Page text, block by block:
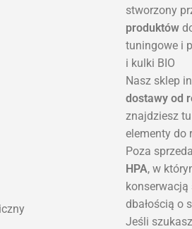
stworzony
produktów
tuningowe i
i kulki BIO
Nasz sklep
dostawy od
znajdziesz
elementy do
Poza
HPA, w
dbałością o
Jeśli